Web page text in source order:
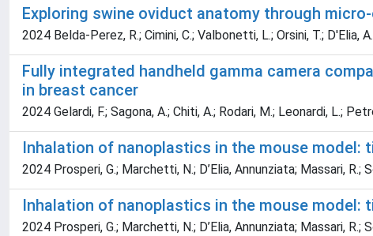
Exploring swine oviduct anatomy through
2024 Belda-Perez, R.; Cimini, C.; Valbonetti, L.; Orsini, T.; D'Elia,
Fully integrated handheld gamma camera
in breast cancer
2024 Gelardi, F.; Sagona, A.; Chiti, A.; Rodari, M.; Leonardi, L.;
Inhalation of nanoplastics in the mouse
2024 Prosperi, G.; Marchetti, N.; D’Elia, Annunziata; Massari, R.;
Inhalation of nanoplastics in the mouse
2024 Prosperi, G.; Marchetti, N.; D’Elia, Annunziata; Massari, R.;